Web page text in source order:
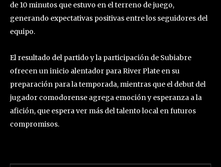
de 10 minutos que estuvo en el terreno de juego,
generando expectativas positivas entre los seguidores del
equipo.
El resultado del partido y la participación de Subiabre
ofrecen un inicio alentador para River Plate en su
preparación para la temporada, mientras que el debut del
jugador comodorense agrega emoción y esperanza a la
afición, que espera ver más del talento local en futuros
compromisos.